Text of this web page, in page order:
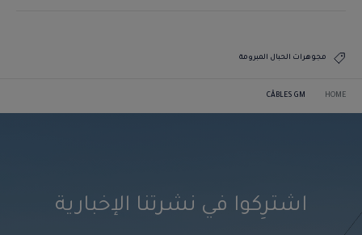
مجوهرات الحبال المبرومة
HOME
CÂBLES GM
اشترِكوا في نشرتنا الإخبارية